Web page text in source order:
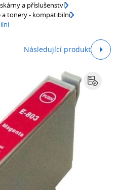
a příslušenství
a tonery - kompatibilní
Následující produkt